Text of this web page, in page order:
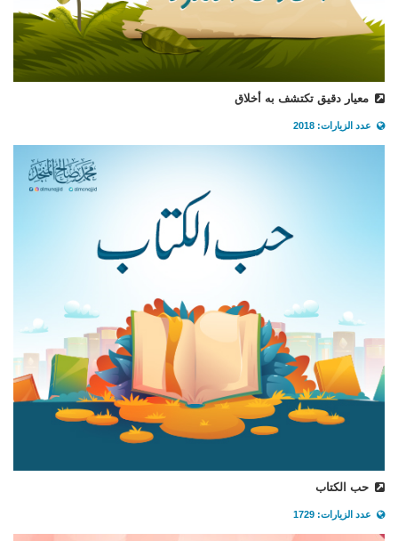
معيار دقيق تكتشف به أخلاق
عدد الزيارات: 2018
حب الكتاب
عدد الزيارات: 1729